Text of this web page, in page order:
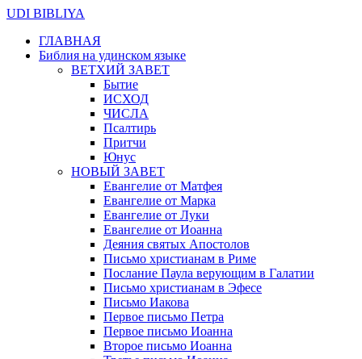
UDI BIBLIYA
ГЛАВНАЯ
Библия на удинском языке
ВЕТХИЙ ЗАВЕТ
Бытие
ИСХОД
ЧИСЛА
Псалтирь
Притчи
Юнус
НОВЫЙ ЗАВЕТ
Евангелие от Матфея
Евангелие от Марка
Евангелие от Луки
Евангелие от Иоанна
Деяния святых Апостолов
Письмо христианам в Риме
Послание Паула верующим в Галатии
Письмо христианам в Эфесе
Письмо Иакова
Первое письмо Петра
Первое письмо Иоанна
Второе письмо Иоанна